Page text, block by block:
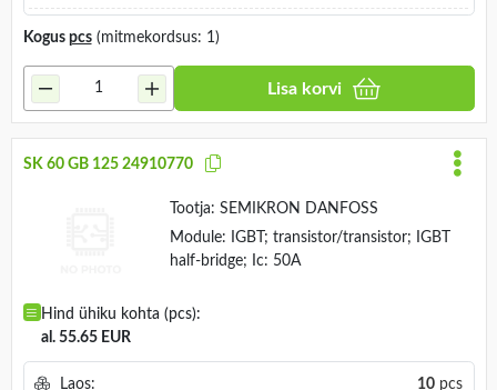
Kogus pcs(mitmekordsus: 1)
Lisa korvi
SK 60 GB 125 24910770
Tootja: SEMIKRON DANFOSS
Module: IGBT; transistor/transistor; IGBT
half-bridge; Ic: 50A
Hind ühiku kohta (pcs):
al. 55.65 EUR
Laos: 10pcs